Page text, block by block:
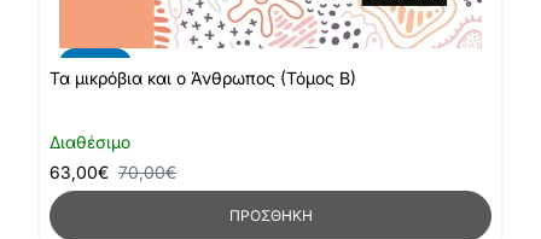
Διαθέσιμο
Τα μικρόβια και ο Άνθρωπος (Τόμος Β)
63,00€ 70,00€
ΠΡΟΣΘΉΚΗ